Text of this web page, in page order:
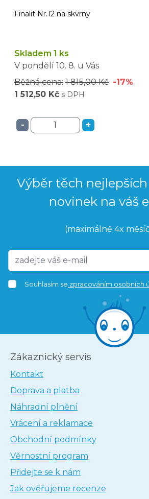
Finalit Nr.12 na skvrny
Skladem 1 ks
V pondělí 10. 8. u Vás
Běžná cena: 1 815,00 Kč -17%
1 512,50 Kč s DPH
- +
Výběr těch nejlepších
novinek na váš
(maximálně 4x
Souhlasím se zpracováním osobních
Zákaznický servis
Kontakt
Doprava a platba
Náhradní plnění
Vrácení a reklamace
Obchodní podmínky
Věrnostní program
Přidejte se k nám
Jak ověřujeme recenze